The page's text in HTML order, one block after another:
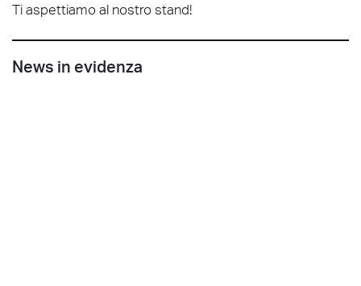
Ti aspettiamo al nostro stand!
News in evidenza